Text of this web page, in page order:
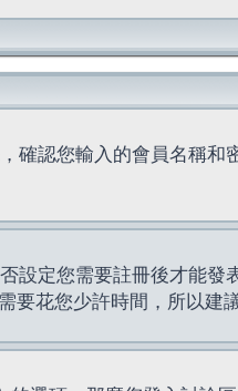
確認您輸入的會員名稱
設定您需要註冊後才能
要花您少許時間，所以建議